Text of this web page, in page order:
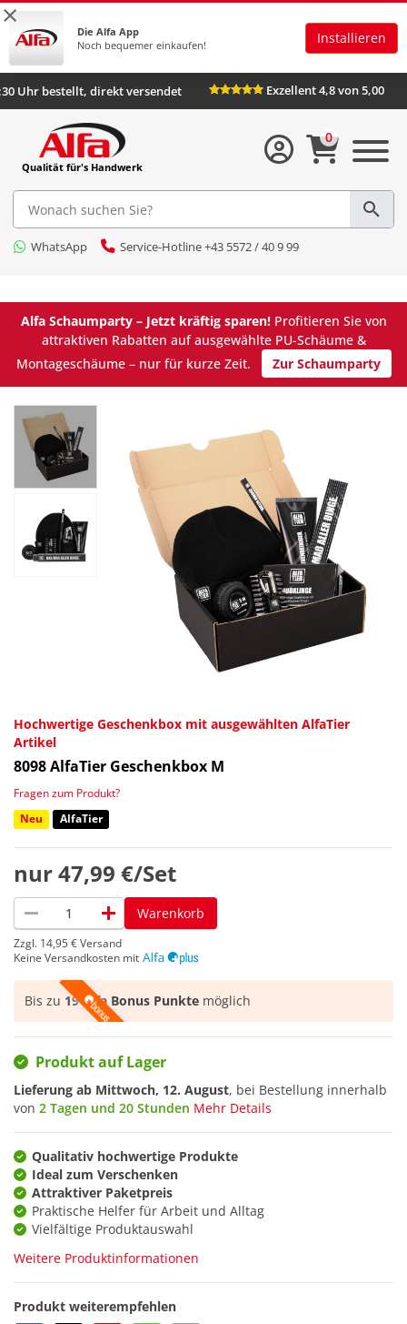
×
Die Alfa App
Noch bequemer einkaufen!
Installieren
Uhr bestellt, direkt versendet Exzellent 4,8 von 5,00
Qualität für's Handwerk
WhatsApp Service-Hotline +43 5572 / 40 9 99
0
Alfa Schaumparty – Jetzt kräftig sparen!Profitieren Sie von
attraktiven Rabatten auf ausgewählte PU-Schäume &
Montageschäume – nur für kurze Zeit.
Zur Schaumparty
Hochwertige Geschenkbox mit ausgewählten AlfaTier
Artikel
8098AlfaTier Geschenkbox M
Fragen zum Produkt?
Neu
AlfaTier
nur47,99 €/Set
remove add Warenkorb
Zzgl. 14,95 €Versand
Keine Versandkosten mit
Bis zu 19 Alfa Bonus Punkte möglich
Produkt auf Lager
Lieferung ab Mittwoch, 12. August, bei Bestellung innerhalb
von 2 Tagen und 20 Stunden Mehr Details
Qualitativ hochwertige Produkte
Ideal zum Verschenken
Attraktiver Paketpreis
Praktische Helfer für Arbeit und Alltag
Vielfältige Produktauswahl
Weitere Produktinformationen
Produkt weiterempfehlen